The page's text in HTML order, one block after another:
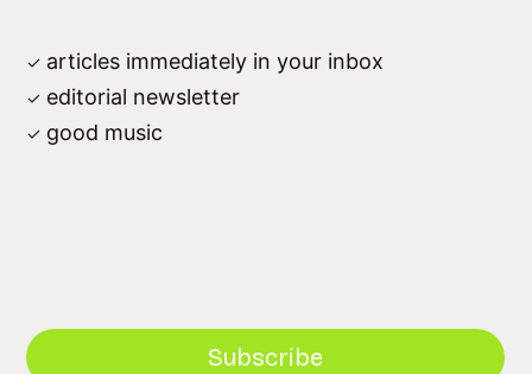
articles immediately in your inbox
editorial newsletter
good music
Subscribe